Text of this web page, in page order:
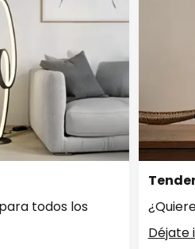
todos los
Déjate